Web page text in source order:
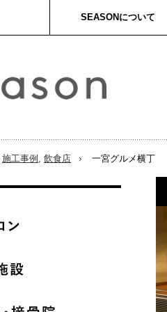
SEASONについて
施工事例 , 飲食店 一宮グルメ横丁